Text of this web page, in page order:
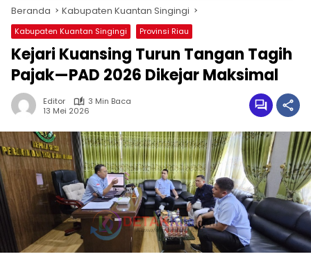
Beranda Kabupaten Kuantan Singingi
Kabupaten Kuantan Singingi Provinsi Riau
Kejari Kuansing Turun Tangan Tagih
Pajak—PAD 2026 Dikejar Maksimal
Editor
3 Min Baca
13 Mei 2026